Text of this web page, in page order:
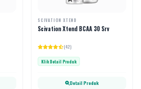
SCIVATION XTEND
Scivation Xtend BCAA 30 Srv
(42)
Klik Detail Produk
Detail Produk